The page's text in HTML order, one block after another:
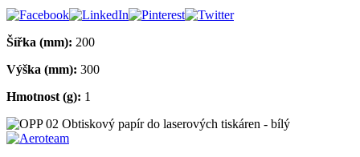
Šířka (mm): 200
Výška (mm): 300
Hmotnost (g): 1